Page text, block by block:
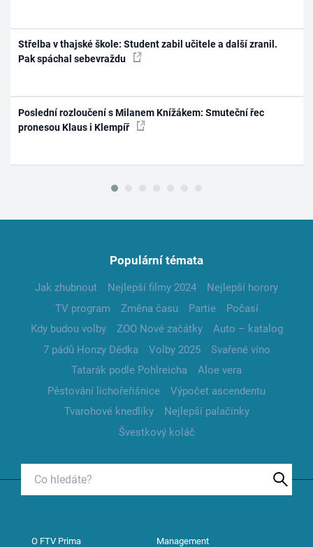
Střelba v thajské škole: Student zabil učitele a další zranil.
Pak spáchal sebevraždu
Poslední rozloučení s Milanem Knížákem: Smuteční řec
pronesou Klaus i Klempíř
Populární témata
Jak zhubnout Nejlepší filmy 2024
Nejlepší horory
TV program
Změna času Partie
Počasí
Kdy budou volby
ZOO Nové začátky
Auto – katalog
7 pádů Honzy Dědka
Volby 2025
Svařené víno
Tatarák podle Pohlreicha
Aloe vera
Pěstování lichořeřišnice
Výpočet ascendentu
Tvarohové knedlíky
Nejlepší palačinky
Švestkový koláč
O FTV Prima Management